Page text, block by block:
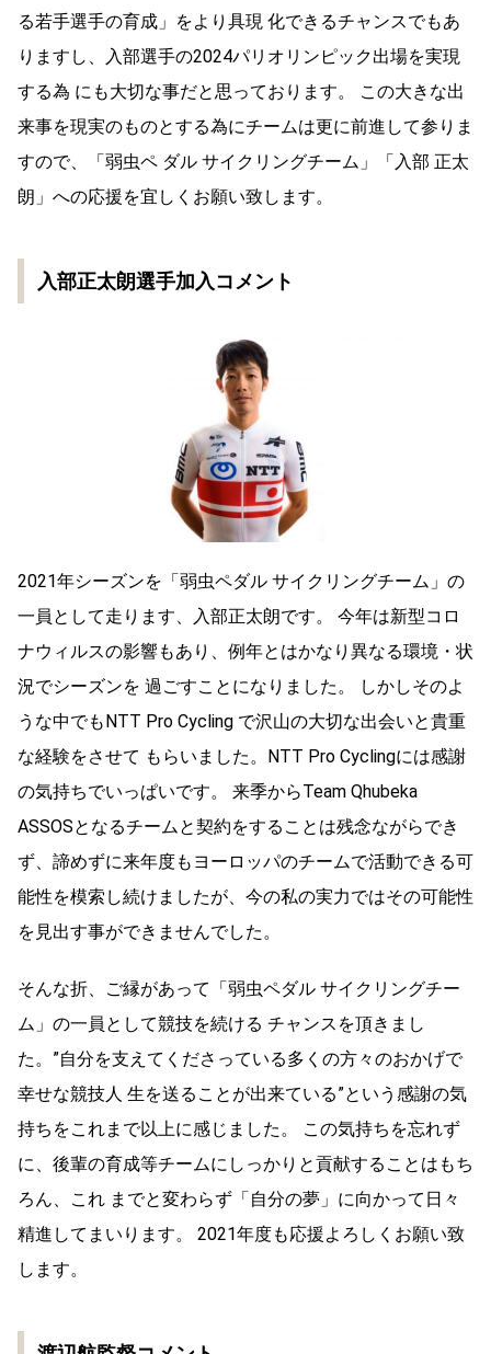
る若手選手の育成」をより具現 化できるチャンスでもあ
りますし、入部選手の2024パリオリンピック出場を実現
する為 にも大切な事だと思っております。 この大きな出
来事を現実のものとする為にチームは更に前進して参りま
すので、「弱虫ペ ダル サイクリングチーム」「入部 正太
朗」への応援を宜しくお願い致します。
入部正太朗選手加入コメント
2021年シーズンを「弱虫ペダル サイクリングチーム」の
一員として走ります、入部正太朗です。 今年は新型コロ
ナウィルスの影響もあり、例年とはかなり異なる環境・状
況でシーズンを 過ごすことになりました。 しかしそのよ
うな中でもNTT Pro Cycling で沢山の大切な出会いと貴重
な経験をさせて もらいました。NTT Pro Cyclingには感謝
の気持ちでいっぱいです。 来季からTeam Qhubeka
ASSOSとなるチームと契約をすることは残念ながらでき
ず、諦めずに来年度もヨーロッパのチームで活動できる可
能性を模索し続けましたが、今の私の実力ではその可能性
を見出す事ができませんでした。
そんな折、ご縁があって「弱虫ペダル サイクリングチー
ム」の一員として競技を続ける チャンスを頂きまし
た。”自分を支えてくださっている多くの方々のおかげで
幸せな競技人 生を送ることが出来ている”という感謝の気
持ちをこれまで以上に感じました。 この気持ちを忘れず
に、後輩の育成等チームにしっかりと貢献することはもち
ろん、これ までと変わらず「自分の夢」に向かって日々
精進してまいります。 2021年度も応援よろしくお願い致
します。